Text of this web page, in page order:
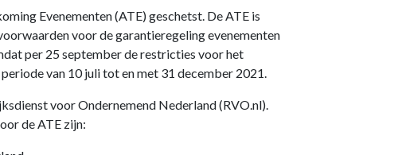
Evenementen (ATE) geschetst. De ATE is
voor de garantieregeling evenementen
per 25 september de restricties voor het
van 10 juli tot en met 31 december 2021.
voor Ondernemend Nederland (RVO.nl).
de ATE zijn: